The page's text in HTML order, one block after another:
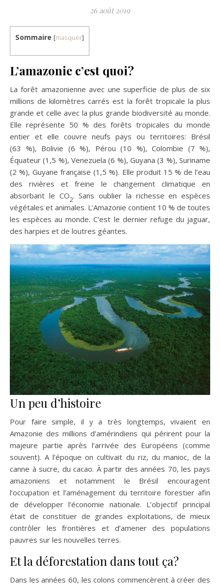
26 août 2019
Sommaire [masquer]
L’amazonie c’est quoi?
La forêt amazonienne avec une superficie de plus de six
millions de kilomètres carrés est la forêt tropicale la plus
grande et celle avec la plus grande biodiversité au monde.
Elle représente 50 % des forêts tropicales du monde
entier et elle couvre neufs pays ou territoires: Brésil
(63 %), Bolivie (6 %), Pérou (10 %), Colombie (7 %),
Équateur (1,5 %), Venezuela (6 %), Guyana (3 %), Suriname
(2 %), Guyane française (1,5 %). Elle produit 15 % de l’eau
des rivières et freine le changement climatique en
absorbant le CO2. Sans oublier la richesse en espèces
végétales et animales. L’Amazonie contient 10 % de toutes
les espèces au monde. C’est le dernier refuge du jaguar,
des harpies et de loutres géantes.
Un peu d’histoire
Pour faire simple, il y a très longtemps, vivaient en
Amazonie des millions d’amérindiens qui périrent pour la
majeure partie après l’arrivée des Européens (comme
souvent). A l’époque on cultivait du riz, du manioc, de la
canne à sucre, du cacao. À partir des années 70, les pays
amazoniens et notamment le Brésil encouragent
l’occupation et l’aménagement du territoire forestier afin
de développer l’économie nationale. L’objectif principal
était de constituer de grandes exploitations, de mieux
contrôler les frontières et d’amener des populations
pauvres sur les nouvelles terres.
Et la déforestation dans tout ça?
Dans les années 60, les colons commencèrent à créer des